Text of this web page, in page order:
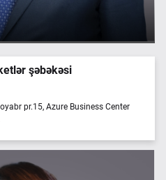
şəbəkəsi
pr.15, Azure Business Center